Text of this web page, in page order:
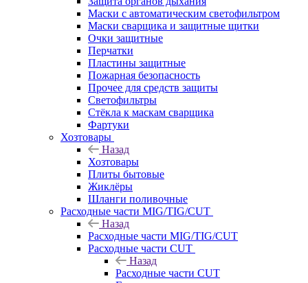
Маски с автоматическим светофильтром
Маски сварщика и защитные щитки
Очки защитные
Перчатки
Пластины защитные
Пожарная безопасность
Прочее для средств защиты
Светофильтры
Стёкла к маскам сварщика
Фартуки
Хозтовары
Назад
Хозтовары
Плиты бытовые
Жиклёры
Шланги поливочные
Расходные части MIG/TIG/CUT
Назад
Расходные части MIG/TIG/CUT
Расходные части CUT
Назад
Расходные части CUT